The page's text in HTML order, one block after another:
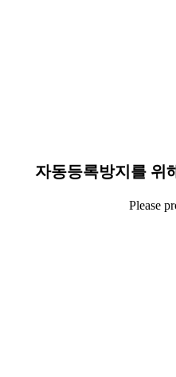
자동등록방지를 위
Please